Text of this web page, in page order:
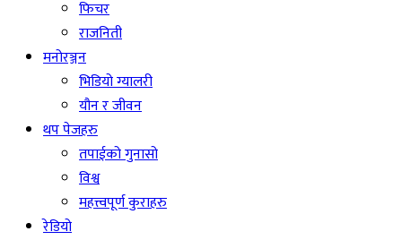
फिचर
राजनिती
मनोरञ्जन
भिडियो ग्यालरी
यौन र जीवन
थप पेजहरु
तपाईको गुनासो
विश्व
महत्त्वपूर्ण कुराहरु
रेडियो